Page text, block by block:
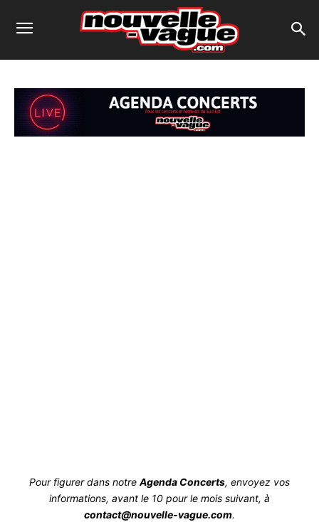
Pour figurer dans notreAgenda Concerts, envoyez vos
informations, avant le 10 pour le mois suivant, à
contact@nouvelle-vague.com.